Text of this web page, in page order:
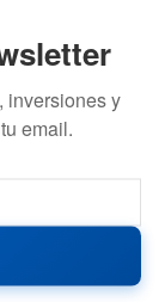
inversiones y
email.